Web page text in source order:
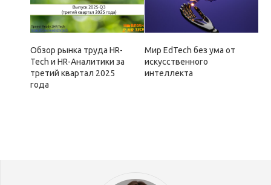
Обзор рынка труда HR-
Tech и HR-Аналитики за
третий квартал 2025
года
Мир EdTech без ума от
искусственного
интеллекта